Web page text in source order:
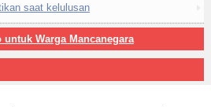
saat kelulusan
Warga Mancanegara